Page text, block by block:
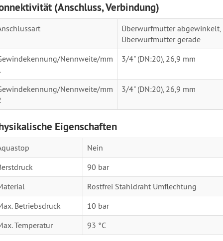
(Anschluss, Verbindung)
Überwurfmutter abgewinkelt,
Überwurfmutter gerade
Nennweite/mm
3/4" (DN:20), 26,9 mm
Nennweite/mm
3/4" (DN:20), 26,9 mm
Eigenschaften
Nein
90 bar
Rostfrei Stahldraht Umflechtung
Betriebsdruck
10 bar
Temperatur
93 °C